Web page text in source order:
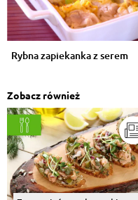
Rybna zapiekanka z serem
Zobacz również